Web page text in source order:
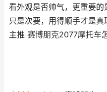
看外观是否帅气，更重要
只是次要，用得顺手才是
主推 赛博朋克2077摩托车